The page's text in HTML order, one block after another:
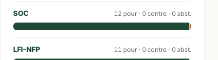
SOC 12 pour · 0contre · 0abst.
LFI-NFP 11 pour · 0contre · 0abst.